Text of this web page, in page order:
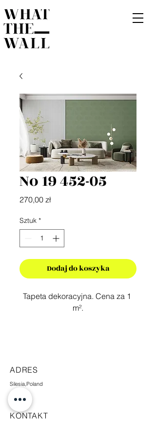
No 19 452-05
270,00 złCena
Sztuk *
Dodaj do koszyka
Tapeta dekoracyjna. Cena za 1
m².
ADRES
Silesia,Poland
KONTAKT